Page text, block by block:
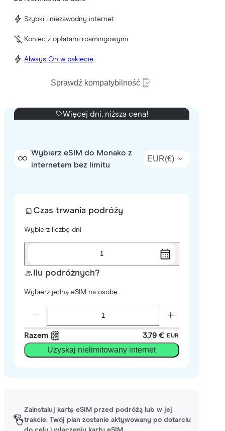
Szybki i niezawodny internet
Koniec z opłatami roamingowymi
Always On w pakiecie
Sprawdź kompatybilność
Więcej dni, niższa cena!
Wybierz eSIM do Monako z
internetem bez limitu
EUR(€)
Czas trwania podróży
Wybierz liczbę dni
1
Ilu podróżnych?
Wybierz jedną eSIM na osobę
Razem 3,79 € EUR
Uzyskaj nielimitowany internet
Zainstaluj kartę eSIM przed podróżą lub w jej
trakcie. Twój plan zostanie aktywowany po dotarciu